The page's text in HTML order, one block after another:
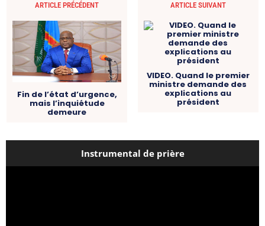
ARTICLE PRÉCÉDENT
Fin de l’état d’urgence,
mais l’inquiétude
demeure
ARTICLE SUIVANT
VIDEO. Quand le premier
ministre demande des
explications au
président
Instrumental de prière